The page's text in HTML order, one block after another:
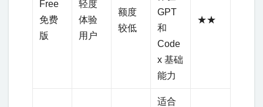
Free
免费
版
轻度
体验
用户
额度
较低
GPT
和
Code
x 基础
能力
★★
适合